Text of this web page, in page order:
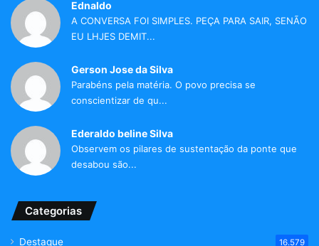
Ednaldo
A CONVERSA FOI SIMPLES. PEÇA PARA SAIR, SENÃO
EU LHJES DEMIT...
Gerson Jose da Silva
Parabéns pela matéria. O povo precisa se
conscientizar de qu...
Ederaldo beline Silva
Observem os pilares de sustentação da ponte que
desabou são...
Categorias
Destaque 16.579